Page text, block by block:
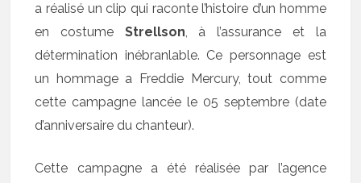
a réalisé un clip qui raconte l’histoire d’un homme
en costume Strellson, à l’assurance et la
détermination inébranlable. Ce personnage est
un hommage a Freddie Mercury, tout comme
cette campagne lancée le 05 septembre (date
d’anniversaire du chanteur).
Cette campagne a été réalisée par l’agence